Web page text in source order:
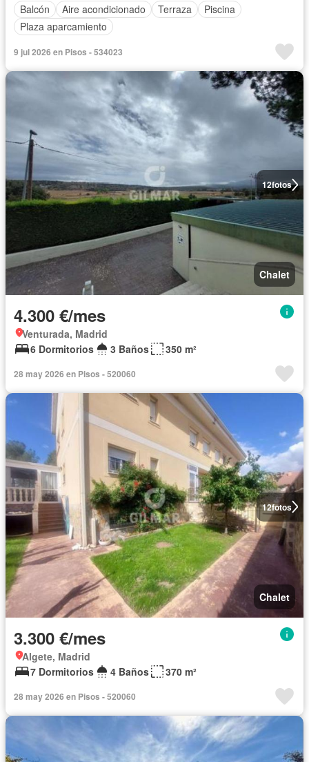
Balcón
Aire acondicionado Terraza
Piscina
Plaza aparcamiento
9 jul 2026 en Pisos - 534023
12fotos
Chalet
4.300 €/mes
Venturada, Madrid
6 Dormitorios
3 Baños 350 m²
28 may 2026 en Pisos - 520060
12fotos
Chalet
3.300 €/mes
Algete, Madrid
7 Dormitorios
4 Baños 370 m²
28 may 2026 en Pisos - 520060